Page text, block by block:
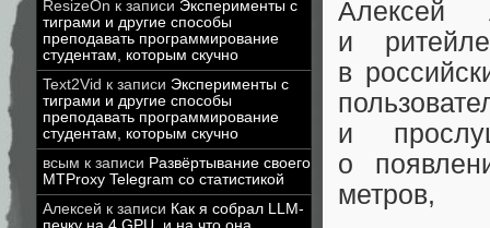
ResizeOn к записи Эксперименты с
тиграми и другие способы
преподавать программирование
студентам, которым скучно
Text2Vid к записи Эксперименты с
тиграми и другие способы
преподавать программирование
студентам, которым скучно
всым к записи Развёртывание своего
MTProxy Telegram со статистикой
Алексей к записи Как я собрал LLM-
Алексей
и
в
и
о
метров,